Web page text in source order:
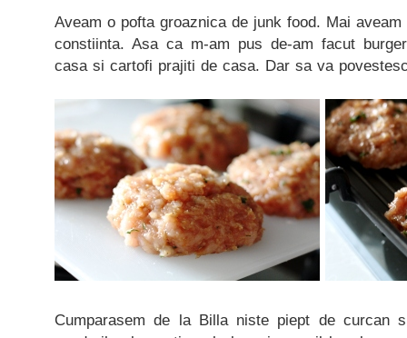
Aveam o pofta groaznica de junk food. Mai
constiinta. Asa ca m-am pus de-am facut
casa si cartofi prajiti de casa. Dar sa va
Cumparasem de la Billa niste piept de curcan